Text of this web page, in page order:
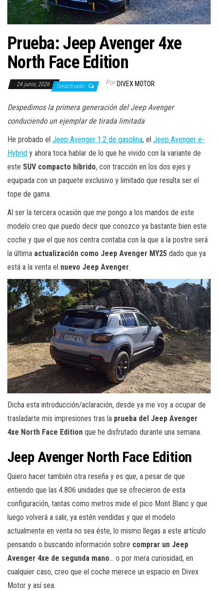
c
Prueba: Jeep Avenger 4xe
North Face Edition
24 junio, 2026 Desactivado Por DIVEX MOTOR
Despedimos la primera generación del Jeep Avenger
conduciendo un ejemplar de tirada limitada
He probado el Jeep Avenger 1.2 de gasolina, el Jeep Avenger e-
Hybrid y ahora toca hablar de lo que he vivido con la variante de
este SUV compacto híbrido, con tracción en los dos ejes y
equipada con un paquete exclusivo y limitado que resulta ser el
tope de gama.
Al ser la tercera ocasión que me pongo a los mandos de este
modelo creo que puedo decir que conozco ya bastante bien este
coche y que el que nos centra contaba con la que a la postre será
la última actualización como Jeep Avenger MY25 dado que ya
está a la venta el nuevo Jeep Avenger.
Dicha esta introducción/aclaración, desde ya me voy a ocupar de
trasladarte mis impresiones tras la prueba del Jeep Avenger
4xe North Face Edition que he disfrutado durante una semana.
Jeep Avenger North Face Edition
Quiero hacer también otra reseña y es que, a pesar de que
entiendo que las 4.806 unidades que se ofrecieron de esta
configuración, tantas como metros mide el pico Mont Blanc y que
luego volverá a salir, ya estén vendidas y que el modelo
actualmente en venta no sea éste, lo mismo llegas a este artículo
pensando o buscando información sobre comprar un Jeep
Avenger 4xe de segunda mano… o por mera curiosidad, en
cualquier caso, creo que el coche merece un espacio en Divex
Motor y así sea.